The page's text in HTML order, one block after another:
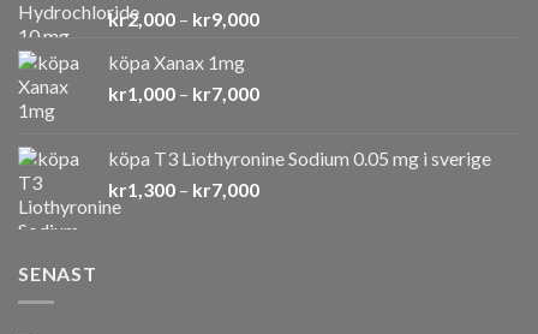
kr2,000 – kr9,000Prisintervall:
kr9,000
köpa Xanax 1mg
kr1,000 – kr7,000Prisintervall:
kr7,000
köpa T3 Liothyronine Sodium 0.05 mg i sverige
kr1,300 – kr7,000Prisintervall:
SENAST